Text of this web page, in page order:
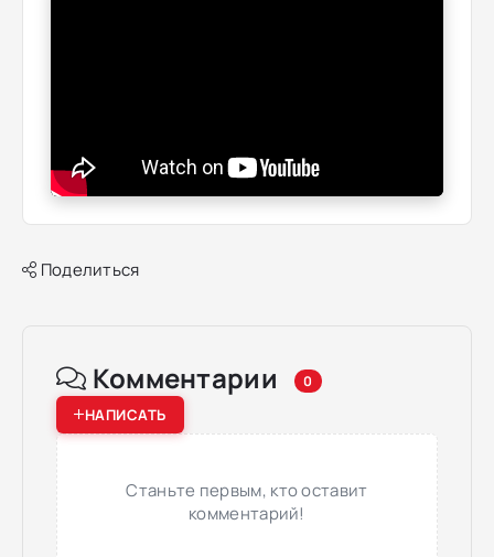
Поделиться
Комментарии 0
НАПИСАТЬ
Станьте первым, кто оставит
комментарий!